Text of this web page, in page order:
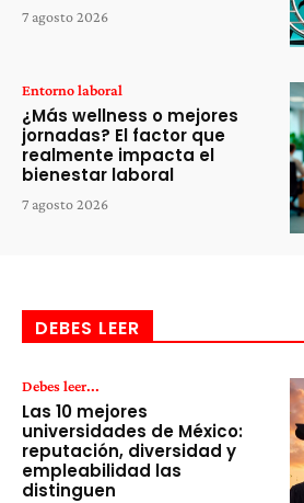
7 agosto 2026
Entorno laboral
¿Más wellness o mejores
jornadas? El factor que
realmente impacta el
bienestar laboral
7 agosto 2026
DEBES LEER
Debes leer...
Las 10 mejores
universidades de México:
reputación, diversidad y
empleabilidad las
distinguen